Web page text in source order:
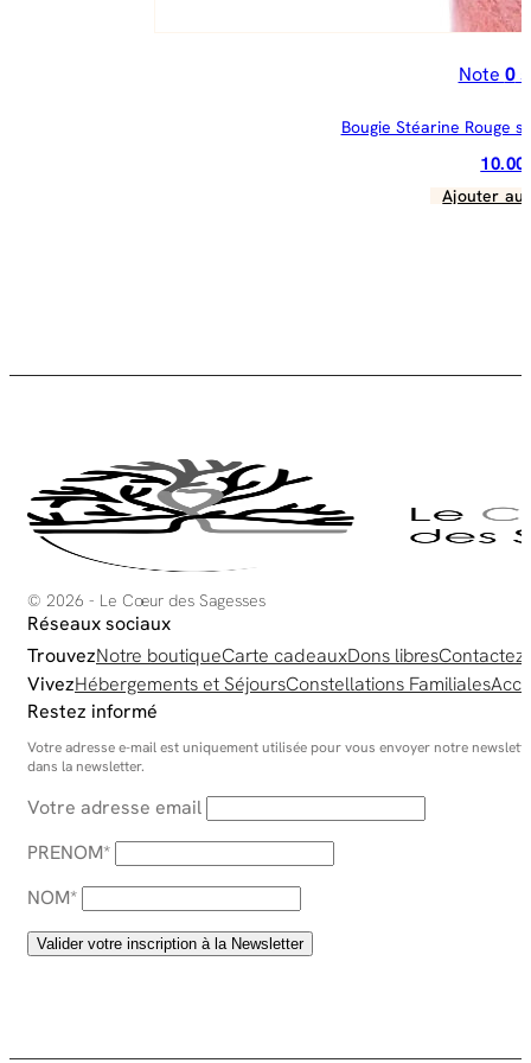
Note 0
Bougie Stéarine Rouge
10.00
Ajouter au
© 2026 - Le Cœur des Sagesses
Réseaux sociaux
TrouvezNotre boutiqueCarte cadeauxDons libres
VivezHébergements et SéjoursConstellations Familiales
Restez informé
Votre adresse e-mail est uniquement utilisée pour vous envoyer notre
dans la newsletter.
Votre adresse email
PRENOM*
NOM*